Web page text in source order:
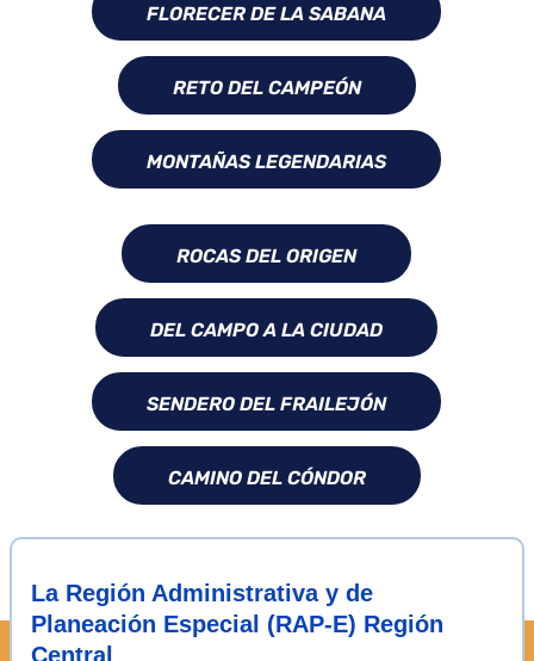
FLORECER DE LA SABANA
RETO DEL CAMPEÓN
MONTAÑAS LEGENDARIAS
ROCAS DEL ORIGEN
DEL CAMPO A LA CIUDAD
SENDERO DEL FRAILEJÓN
CAMINO DEL CÓNDOR
La Región Administrativa y de
Planeación Especial (RAP-E) Región
Central